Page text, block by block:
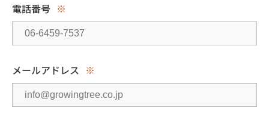
電話番号 ※
メールアドレス ※